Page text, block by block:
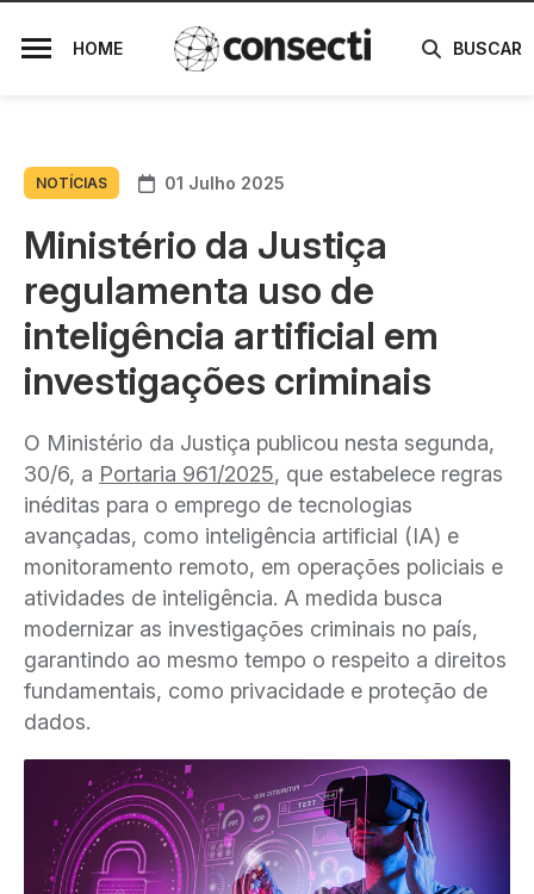
HOME BUSCAR
NOTÍCIAS 01 Julho 2025
Ministério da Justiça
regulamenta uso de
inteligência artificial em
investigações criminais
O Ministério da Justiça publicou nesta segunda,
30/6, a Portaria 961/2025, que estabelece regras
inéditas para o emprego de tecnologias
avançadas, como inteligência artificial (IA) e
monitoramento remoto, em operações policiais e
atividades de inteligência. A medida busca
modernizar as investigações criminais no país,
garantindo ao mesmo tempo o respeito a direitos
fundamentais, como privacidade e proteção de
dados.